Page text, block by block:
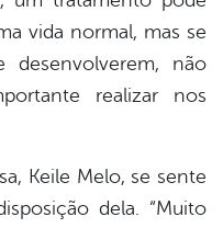
vida normal, mas se
desenvolverem, não
realizar nos
Keile Melo, se sente
dela. “Muito